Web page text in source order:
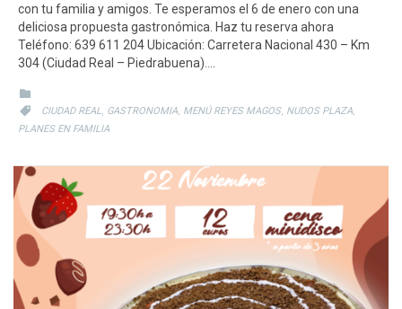
con tu familia y amigos. Te esperamos el 6 de enero con una
deliciosa propuesta gastronómica. Haz tu reserva ahora
Teléfono: 639 611 204 Ubicación: Carretera Nacional 430 – Km
304 (Ciudad Real – Piedrabuena)….

 CATEGORY
CIUDAD REAL GASTRONOMIA MENÚ REYES MAGOS, NUDOS PLAZA
PLANES EN FAMILIA